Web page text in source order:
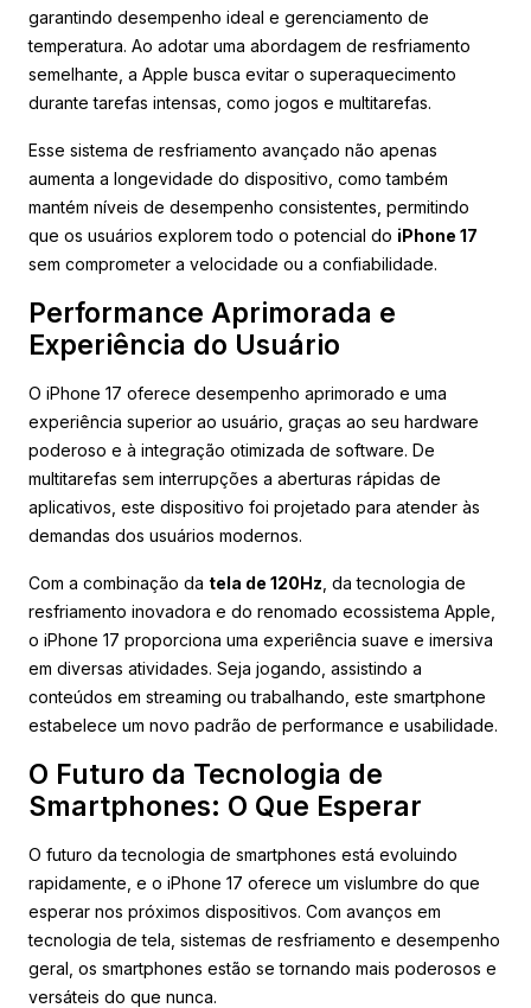
garantindo desempenho ideal e gerenciamento de
temperatura. Ao adotar uma abordagem de resfriamento
semelhante, a Apple busca evitar o superaquecimento
durante tarefas intensas, como jogos e multitarefas.
Esse sistema de resfriamento avançado não apenas
aumenta a longevidade do dispositivo, como também
mantém níveis de desempenho consistentes, permitindo
que os usuários explorem todo o potencial do iPhone 17
sem comprometer a velocidade ou a confiabilidade.
Performance Aprimorada e
Experiência do Usuário
O iPhone 17 oferece desempenho aprimorado e uma
experiência superior ao usuário, graças ao seu hardware
poderoso e à integração otimizada de software. De
multitarefas sem interrupções a aberturas rápidas de
aplicativos, este dispositivo foi projetado para atender às
demandas dos usuários modernos.
Com a combinação da tela de 120Hz , da tecnologia de
resfriamento inovadora e do renomado ecossistema Apple,
o iPhone 17 proporciona uma experiência suave e imersiva
em diversas atividades. Seja jogando, assistindo a
conteúdos em streaming ou trabalhando, este smartphone
estabelece um novo padrão de performance e usabilidade.
O Futuro da Tecnologia de
Smartphones: O Que Esperar
O futuro da tecnologia de smartphones está evoluindo
rapidamente, e o iPhone 17 oferece um vislumbre do que
esperar nos próximos dispositivos. Com avanços em
tecnologia de tela, sistemas de resfriamento e desempenho
geral, os smartphones estão se tornando mais poderosos e
versáteis do que nunca.